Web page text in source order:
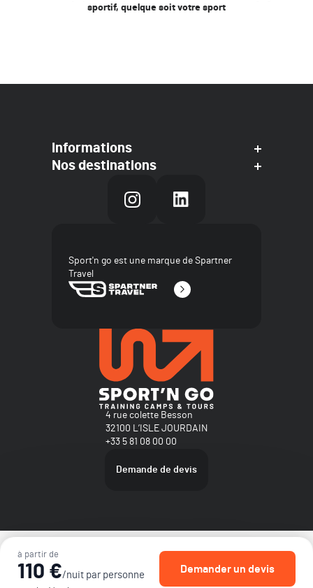
à partir de
110 €/nuit par personne
Demander un devis
sportif, quelque soit votre sport
4 rue colette Besson
32100 L’ISLE JOURDAIN
+33 5 81 08 00 00
Demande de devis
Informations
Nos destinations
Sport'n go est une marque de Spartner
Travel
Mentions légales
Nos conditions générales de ventes
Politique de confidentialité